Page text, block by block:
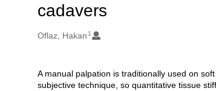
cadavers
Oluşturanlar
Oflaz, Hakan 1
Açıklama
A manual palpation is traditionally used on
subjective technique, so quantitative tissue